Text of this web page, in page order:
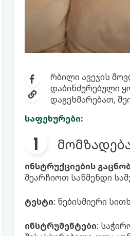
რბილი ავეჯის
დაბინძურებული
დაგეხმარებათ,
საფეხურები:
ინსტრუქციების
შეარჩიოთ საწმენდი
ტესტი: ნებისმიერი
ინსტრუმენტები: